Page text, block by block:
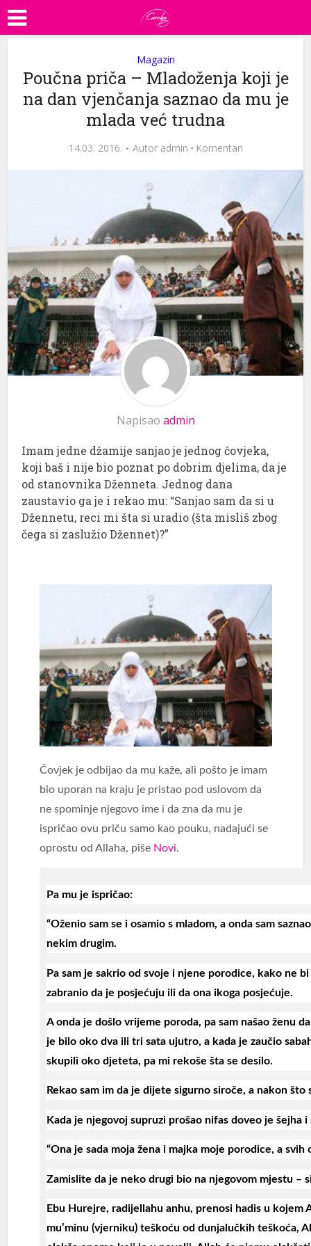
Magazin
Poučna priča – Mladoženja koji je
na dan vjenčanja saznao da mu je
mlada već trudna
14.03. 2016. Autor admin · Komentari
Napisao admin
Imam jedne džamije sanjao je jednog čovjeka,
koji baš i nije bio poznat po dobrim djelima, da je
od stanovnika Dženneta. Jednog dana
zaustavio ga je i rekao mu: “Sanjao sam da si u
Džennetu, reci mi šta si uradio (šta misliš zbog
čega si zaslužio Džennet)?”
Čovjek je odbijao da mu kaže, ali pošto je imam
bio uporan na kraju je pristao pod uslovom da
ne spominje njegovo ime i da zna da mu je
ispričao ovu priču samo kao pouku, nadajući se
oprostu od Allaha, piše Novi.
Pa mu je ispričao:
“Oženio sam se i osamio s mladom, a onda sam
nekim drugim.
Pa sam je sakrio od svoje i njene porodice, kako ne
zabranio da je posjećuju ili da ona ikoga posjećuje.
A onda je došlo vrijeme poroda, pa sam našao ženu
je bilo oko dva ili tri sata ujutro, a kada je zaučio
skupili oko djeteta, pa mi rekoše šta se desilo.
Rekao sam im da je dijete sigurno siroče, a nakon
Kada je njegovoj supruzi prošao nifas doveo je šejha
“Ona je sada moja žena i majka moje porodice, a svih
Zamislite da je neko drugi bio na njegovom mjestu –
Ebu Hurejre, radijellahu anhu, prenosi hadis u kojem
mu’minu (vjerniku) teškoću od dunjalučkih teškoća,